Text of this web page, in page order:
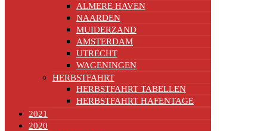
ALMERE HAVEN
NAARDEN
MUIDERZAND
AMSTERDAM
UTRECHT
WAGENINGEN
HERBSTFAHRT
HERBSTFAHRT TABELLEN
HERBSTFAHRT HAFENTAGE
2021
2020